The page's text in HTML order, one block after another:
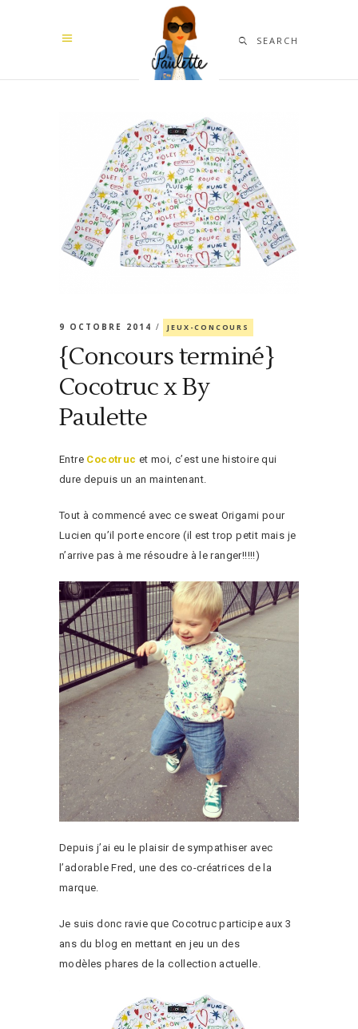
SEARCH
9 OCTOBRE 2014 JEUX-CONCOURS
{Concours terminé}
Cocotruc x By
Paulette
Entre Cocotruc et moi, c’est une histoire qui
dure depuis un an maintenant.
Tout à commencé avec ce sweat Origami pour
Lucien qu’il porte encore (il est trop petit mais je
n’arrive pas à me résoudre à le ranger!!!!!)
Depuis j’ai eu le plaisir de sympathiser avec
l’adorable Fred, une des co-créatrices de la
marque.
Je suis donc ravie que Cocotruc participe aux 3
ans du blog en mettant en jeu un des
modèles phares de la collection actuelle.